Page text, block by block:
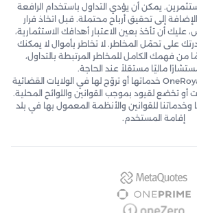
يمكن أن يؤدي التداول باستخدام الرافعة
إلى تحقيق أرباح محتملة. قبل اتخاذ قرار
عليك أن تأخذ بعين الاعتبار أهدافك الاستثمارية،
على تحمّل المخاطر. لا تخاطر بأموال لا يمكنك
من فهمك الكامل للمخاطر المرتبطة بالتداول،
ماليًا مستقلاً عند الحاجة.
القيود الإقليمية: لا تقدم OneRoyal خدماتها أو تروّج لها في الولايات القضائية
أو تخضع لقيود بموجب القوانين واللوائح المحلية.
للقوانين والأنظمة المعمول بها في بلد
إقامة المستخدم.
MetaQuotes
OnePrime
OneZero